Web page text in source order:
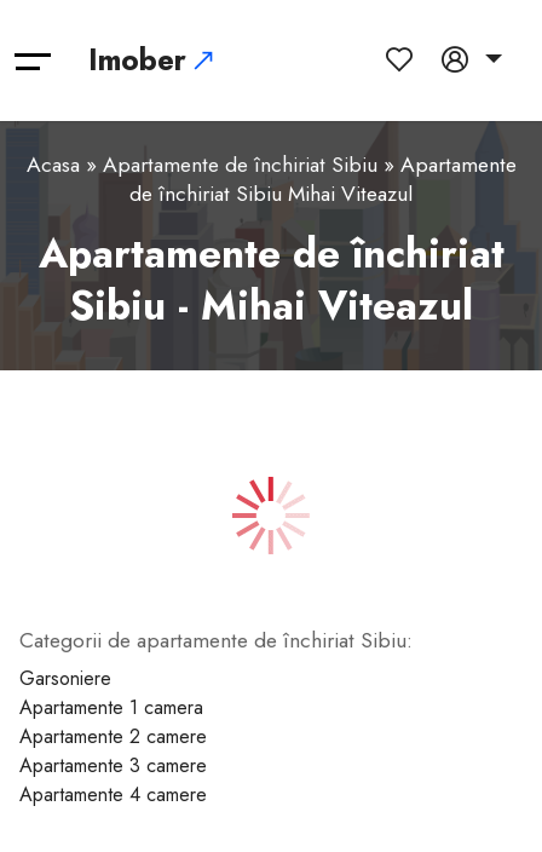
Imober
Acasa » Apartamente de închiriat Sibiu» Apartamente
de închiriat Sibiu Mihai Viteazul
Apartamente de închiriat
Sibiu - Mihai Viteazul
1 2 3 4 5
Categorii de apartamente de închiriat Sibiu:
Garsoniere
Apartamente 1 camera
Apartamente 2 camere
Apartamente 3 camere
Apartamente 4 camere